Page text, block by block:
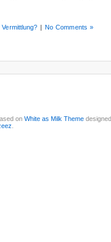
,Vermittlung? | No Comments »
onWhite as Milk Theme